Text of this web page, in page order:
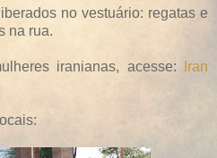
no vestuário: regatas e
na rua.
iranianas, acesse:
Iran